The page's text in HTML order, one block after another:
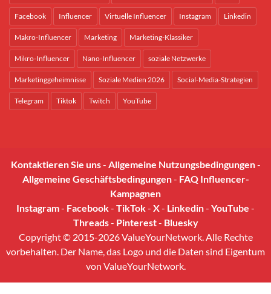
Facebook Influencer Virtuelle Influencer Instagram Linkedin
Makro-Influencer Marketing Marketing-Klassiker
Mikro-Influencer Nano-Influencer soziale Netzwerke
Marketinggeheimnisse Soziale Medien 2026 Social-Media-Strategien
Telegram Tiktok Twitch YouTube
Kontaktieren Sie uns- Allgemeine Nutzungsbedingungen-
Allgemeine Geschäftsbedingungen- FAQ Influencer-
Kampagnen
Instagram- Facebook- TikTok- X- Linkedin- YouTube -
Threads- Pinterest- Bluesky
Copyright © 2015-2026 ValueYourNetwork. Alle Rechte
vorbehalten. Der Name, das Logo und die Daten sind Eigentum
von ValueYourNetwork.